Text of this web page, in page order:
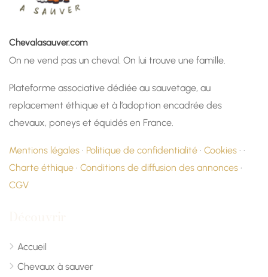
Chevalasauver.com
On ne vend pas un cheval. On lui trouve une famille.
Plateforme associative dédiée au sauvetage, au
replacement éthique et à l’adoption encadrée des
chevaux, poneys et équidés en France.
Mentions légales · Politique de confidentialité · Cookies · ·
Charte éthique · Conditions de diffusion des annonces ·
CGV
Accueil
Chevaux à sauver